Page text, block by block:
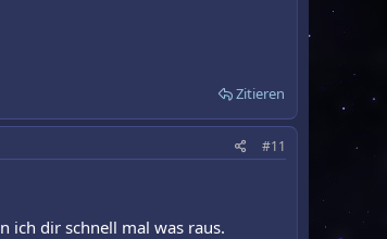
Zitieren
#11
ich dir schnell mal was raus.